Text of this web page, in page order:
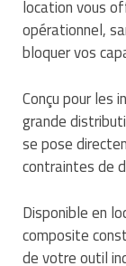
Ustensile
Vêtements
Vitrines pour
Traitement de
Traitement
Trancheuse
Tuyau flexible
Tapis de bureau
Tapis et
Traitement
Traitement du
Equipements
Equipements
Equipements
Equipements
Equipements
sportif
Pétrin
Piano de
Plats et
Pompes à sauce
Présentoir
location vous
opérationnel,
bloquer vos
Conçu pour les
grande
se pose
contraintes de
Disponible en
composite
de votre outil